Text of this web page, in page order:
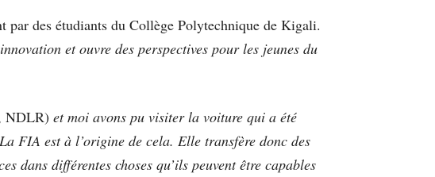
des étudiants du Collège Polytechnique de Kigali.
et ouvre des perspectives pour les jeunes du
NDLR) et moi avons pu visiter la voiture qui a été
FIA est à l’origine de cela. Elle transfère donc des
dans différentes choses qu’ils peuvent être capables